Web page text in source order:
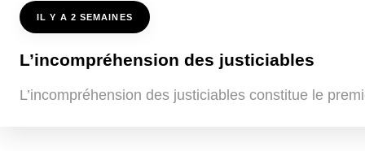
IL Y A 2 SEMAINES
L’incompréhension des justiciables
L’incompréhension des justiciables constitue le